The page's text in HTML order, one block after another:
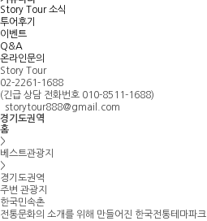
Story Tour 소식
투어후기
이벤트
Q&A
온라인문의
Story Tour
02-2261-1688
(긴급 상담 전화번호 010-8511-1688)
storytour888@gmail.com
경기도권역
홈
>
베스트관광지
>
경기도권역
주변 관광지
한국민속촌
전통문화의 소개를 위해 만들어진 한국전통테마파크